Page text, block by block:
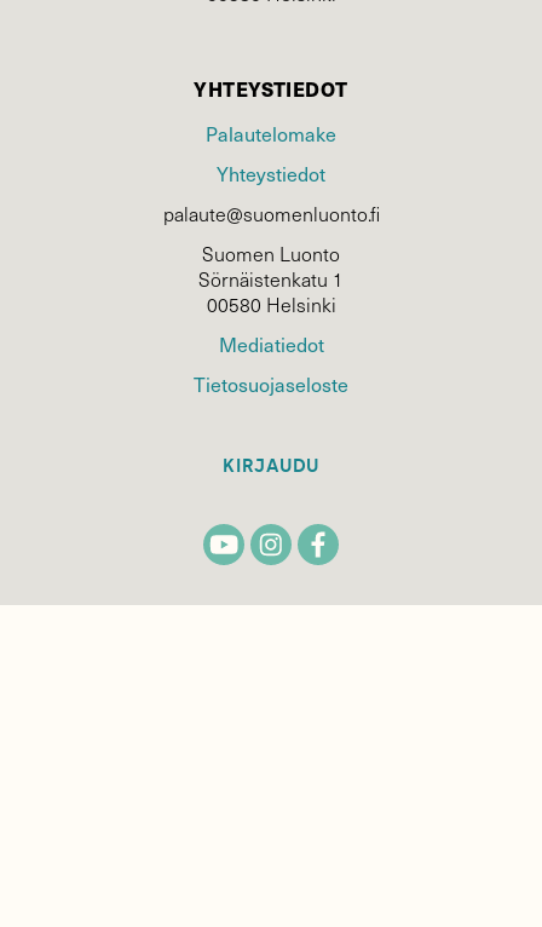
YHTEYSTIEDOT
Palautelomake
Yhteystiedot
palaute@suomenluonto.fi
Suomen Luonto
Sörnäistenkatu 1
00580 Helsinki
Mediatiedot
Tietosuojaseloste
KIRJAUDU